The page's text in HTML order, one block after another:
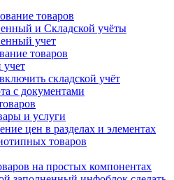
товаров
и Складской учёты
учет
товаров
учет
складской учёт
с документами
и услуги
цен в разделах и элементах
товаров
на простых компонентах